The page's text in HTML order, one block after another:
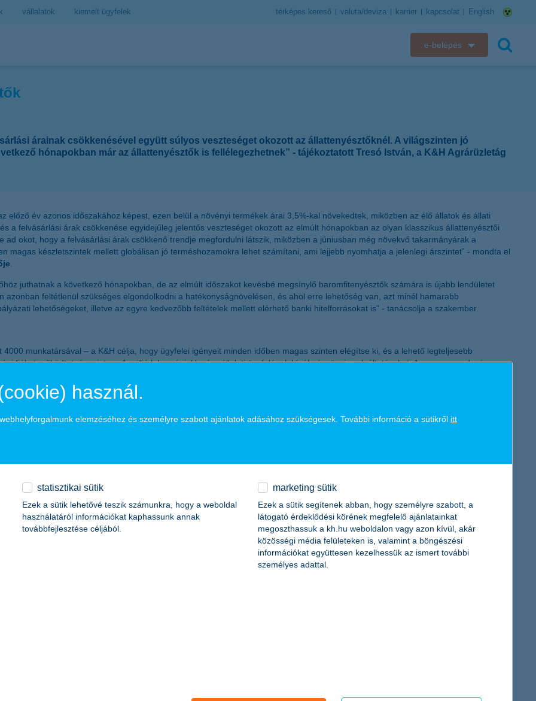
vállalatok kiemelt ügyfelek térképes kereső valuta/deviza karrier kapcsolat English
e-belépés
K&H SZÉP Kártya
K&H e-kártyafelület
K&H token megújítás
árainak csökkenésével együtt súlyos veszteséget okozott az állattenyésztőknél. A világszinten jó
hónapokban már az állattenyésztők is fellélegezhetnek” - tájékoztatott Tresó István, a K&H Agrárüzletág
előző év azonos időszakához képest, ezen belül a növényi termékek árai 3,5%-kal növekedtek, miközben az élő állatok és állati
a felvásárlási árak csökkenése egyidejűleg jelentős veszteséget okozott az elmúlt hónapokban az olyan klasszikus állattenyésztői
okot, hogy a felvásárlási árak csökkenő trendje megfordulni látszik, miközben a júniusban még növekvő takarmányárak a
magas készletszintek mellett globálisan jó terméshozamokra lehet számítani, ami lejjebb nyomhatja a jelenlegi árszintet” - mondta el
juthatnak a következő hónapokban, de az elmúlt időszakot kevésbé megsínylő baromfitenyésztők számára is újabb lendületet
feltétlenül szükséges elgondolkodni a hatékonyságnövelésen, és ahol erre lehetőség van, azt minél hamarabb
lehetőségeket, illetve az egyre kedvezőbb feltételek mellett elérhető banki hitelforrásokat is” - tanácsolja a szakember.
munkatársával – a K&H célja, hogy ügyfelei igényeit minden időben magas szinten elégítse ki, és a lehető legteljesebb
fiókot működtet, és mintegy 1 millió lakossági, kkv és vállalati ügyfelének kínál pénzügyi szolgáltatásokat. A magyar gazdaság
milliárd forintos állományával rendelkezett. A cégcsoport teljes tevékenysége hozzávetőlegesen 4000 magyar beszállítónak és
és folyamatos tevékenységet. A Bankcsoport 2015-ben 55 milliárd forint, az elmúlt 5 évben összesen 239 milliárd forint adó és
forint
forint
használ.
elemzéséhez és személyre szabott ajánlatok adásához szükségesek. További információ a sütikről itt
statisztikai sütik
Ezek a sütik lehetővé teszik számunkra, hogy a weboldal
használatáról információkat kaphassunk annak
továbbfejlesztése céljából.
marketing sütik
Ezek a sütik segítenek abban, hogy személyre szabott, a
látogató érdeklődési körének megfelelő ajánlatainkat
megoszthassuk a kh.hu weboldalon vagy azon kívül, akár
közösségi média felületeken is, valamint a böngészési
információkat együttesen kezelhessük az ismert további
személyes adattal.